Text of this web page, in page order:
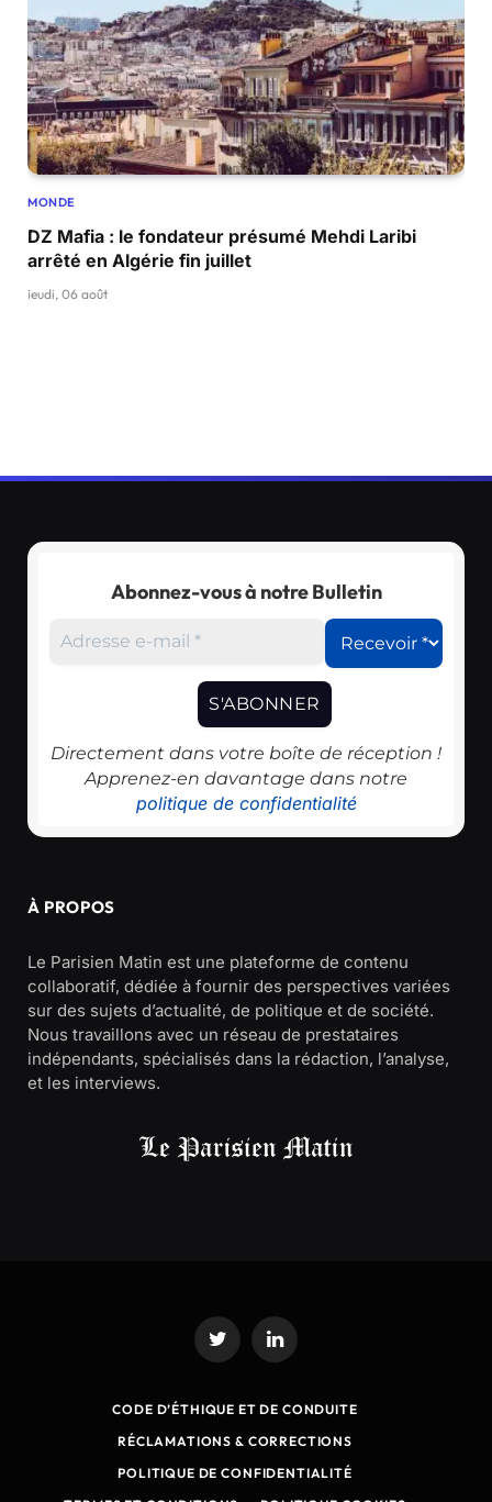
MONDE
DZ Mafia : le fondateur présumé Mehdi Laribi
arrêté en Algérie fin juillet
jeudi, 06 août
Abonnez-vous à notre Bulletin
Directement dans votre boîte de réception !
Apprenez-en davantage dans notre
politique de confidentialité
À PROPOS
Le Parisien Matin est une plateforme de contenu
collaboratif, dédiée à fournir des perspectives variées
sur des sujets d’actualité, de politique et de société.
Nous travaillons avec un réseau de prestataires
indépendants, spécialisés dans la rédaction, l’analyse,
et les interviews.
Twitter LinkedIn
CODE D’ÉTHIQUE ET DE CONDUITE
RÉCLAMATIONS & CORRECTIONS
POLITIQUE DE CONFIDENTIALITÉ